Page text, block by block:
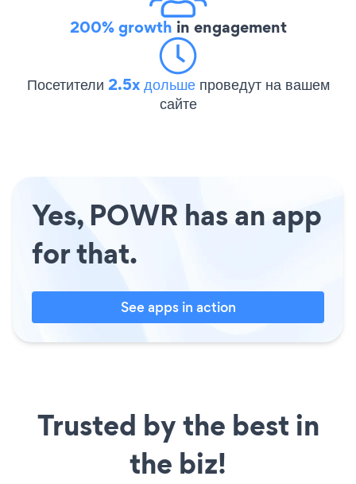
200% growth in engagement
Посетители 2.5x дольше проведут на вашем
сайте
Yes, POWR has an app
for that.
See apps in action
Trusted by the best in
the biz!